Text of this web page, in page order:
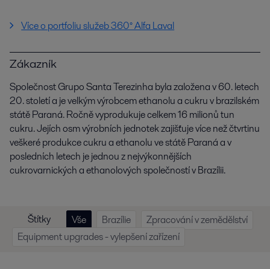
Více o portfoliu služeb 360° Alfa Laval
Zákazník
Společnost Grupo Santa Terezinha byla založena v 60. letech
20. století a je velkým výrobcem ethanolu a cukru v brazilském
státě Paraná. Ročně vyprodukuje celkem 16 milionů tun
cukru. Jejích osm výrobních jednotek zajišťuje více než čtvrtinu
veškeré produkce cukru a ethanolu ve státě Paraná a v
posledních letech je jednou z nejvýkonnějších
cukrovarnických a ethanolových společností v Brazílii.
Štítky Vše Brazílie
Zpracování v zemědělství
Equipment upgrades - vylepšení zařízení